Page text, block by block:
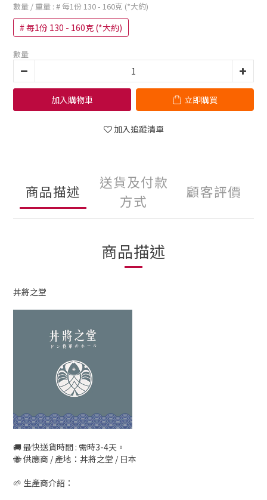
數量 / 重量 : # 每1份 130 - 160克 (*大約)
# 每1份 130 - 160克 (*大約)
數量
加入購物車 立即購買
加入追蹤清單
商品描述
送貨及付款
方式
顧客評價
商品描述
丼將之堂
🚚 最快送貨時間 : 需時3-4天。
🐝 供應商 / 產地：丼將之堂 / 日本
🌱 生產商介紹：